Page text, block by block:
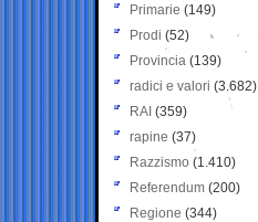
Primarie (149)
Prodi (52)
Provincia (139)
radici e valori (3.682)
RAI (359)
rapine (37)
Razzismo (1.410)
Referendum (200)
Regione (344)